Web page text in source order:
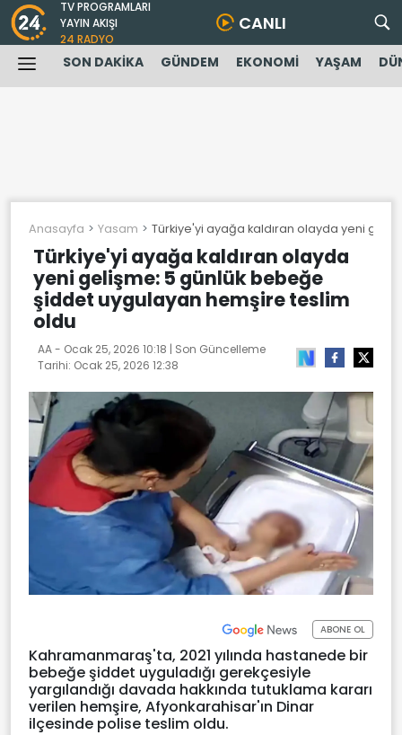
TV PROGRAMLARI
YAYIN AKIŞI
24 RADYO
CANLI
SON DAKİKA GÜNDEM EKONOMİ YAŞAM
Anasayfa Yasam Türkiye'yi ayağa kaldıran olayda yeni
Türkiye'yi ayağa kaldıran olayda
yeni gelişme: 5 günlük bebeğe
şiddet uygulayan hemşire teslim
oldu
AA - Ocak 25, 2026 10:18 | Son Güncelleme
Tarihi: Ocak 25, 2026 12:38
ABONE OL
Kahramanmaraş'ta, 2021 yılında hastanede bir
bebeğe şiddet uyguladığı gerekçesiyle
yargılandığı davada hakkında tutuklama kararı
verilen hemşire, Afyonkarahisar'ın Dinar
ilçesinde polise teslim oldu.